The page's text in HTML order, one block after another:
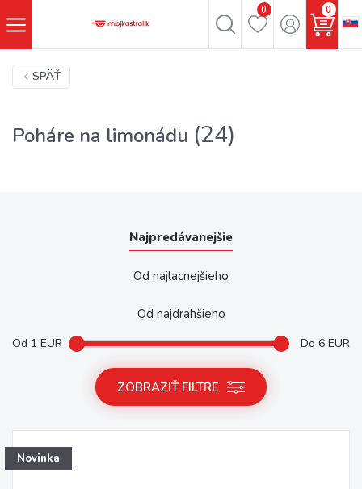
0 0
SPÄŤ
Poháre na limonádu (24)
Najpredávanejšie
Od najlacnejšieho
Od najdrahšieho
Od 1 EUR Do 6 EUR
ZOBRAZIŤ FILTRE
Novinka